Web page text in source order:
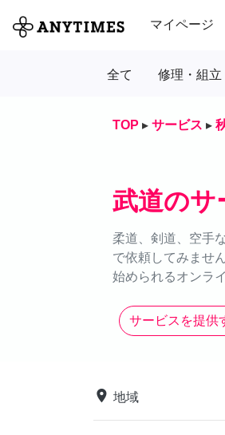
マイページ
全て 修理・組立
TOP ▸ サービス ▸
武道のサ
柔道、剣道、空手
で依頼してみませ
始められるオンラ
サービスを提供
place 地域